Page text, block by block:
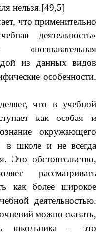
нельзя.[49,5]
что применительно
деятельность»
из данных видов
особенности.
что в учебной
как особая и
окружающего
в школе и не всегда
Это обстоятельство,
рассматривать
как более широкое
деятельностью.
можно сказать,
школьника – это